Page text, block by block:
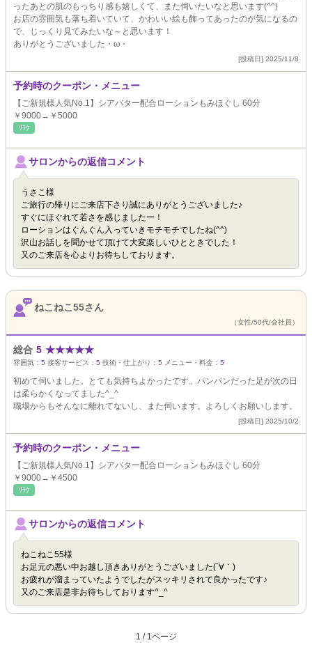
ったあとの肌のもっちり感も嬉しくて、また伺いたいなと思います(^^)
お店の雰囲気も落ち着いていて、かわいい絵も飾ってあったのが気になるの
で、じっくり見てみたいな～と思います！
ありがとうございました・ω・
[投稿日] 2025/11/8
予約時のクーポン・メニュー
【ご新規様人気No.1】シアバター配合ローションもみほぐし 60分
￥9000→￥5000
ﾘﾗｸ
サロンからの返信コメント
うさこ様
ご旅行の帰りにご来店下さり誠にありがとうございました♪
すぐにほぐれて若さを感じましたー！
ローションはぐんぐん入っていきモチモチでしたね(^^)
沢山お話しを聞かせて頂けて大変楽しいひとときでした！
又のご来店を心よりお待ちしております。
ねこねこ55さん
（女性/50代/会社員）
総合 5 ★★★★★
雰囲気： 5 接客サービス： 5 技術・仕上がり： 5 メニュー・料金： 5
初めて伺いました。とても気持ちよかったです。パンパンだった足が次の日
は柔らかくなってました^_^
職場からもそんなに離れてないし、また伺います。よろしくお願いします。
[投稿日] 2025/10/2
予約時のクーポン・メニュー
【ご新規様人気No.1】シアバター配合ローションもみほぐし 60分
￥9000→￥4500
ﾘﾗｸ
サロンからの返信コメント
ねこねこ55様
お足元の悪い中お越し頂きありがとうございました(´∀｀)
お疲れが溜まっていたようでしたがスッキリされて良かったです♪
又のご来店是非お待ちしております^_^
1 / 1ページ